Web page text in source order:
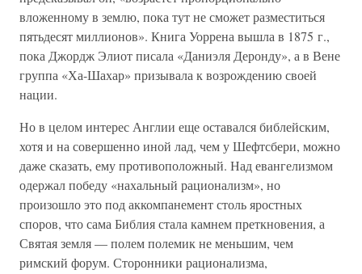
вложенному в землю, пока тут не сможет разместиться
пятьдесят миллионов». Книга Уоррена вышла в 1875 г.,
пока Джордж Элиот писала «Даниэля Деронду», а в Вене
группа «Ха-Шахар» призывала к возрождению своей
нации.
Но в целом интерес Англии еще оставался библейским,
хотя и на совершенно иной лад, чем у Шефтсбери, можно
даже сказать, ему противоположный. Над евангелизмом
одержал победу «нахальный рационализм», но
произошло это под аккомпанемент столь яростных
споров, что сама Библия стала камнем преткновения, а
Святая земля — полем полемик не меньшим, чем
римский форум. Сторонники рационализма,